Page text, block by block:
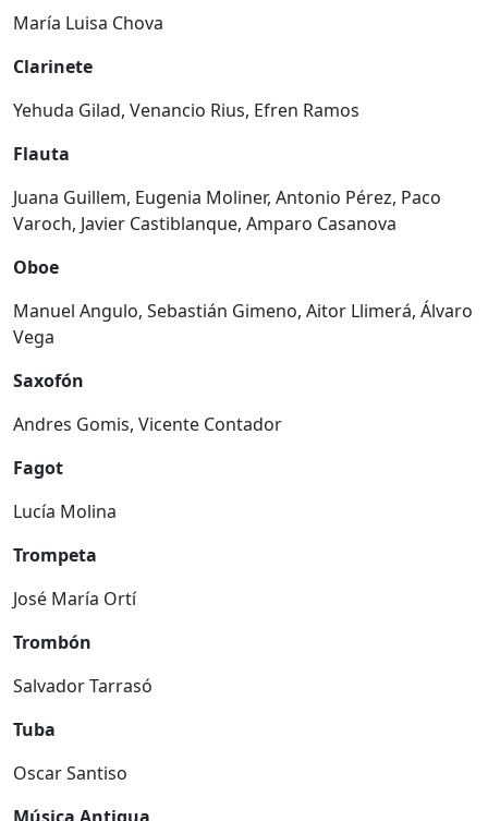
María Luisa Chova
Clarinete
Yehuda Gilad, Venancio Rius, Efren Ramos
Flauta
Juana Guillem, Eugenia Moliner, Antonio Pérez, Paco
Varoch, Javier Castiblanque, Amparo Casanova
Oboe
Manuel Angulo, Sebastián Gimeno, Aitor Llimerá, Álvaro
Vega
Saxofón
Andres Gomis, Vicente Contador
Fagot
Lucía Molina
Trompeta
José María Ortí
Trombón
Salvador Tarrasó
Tuba
Oscar Santiso